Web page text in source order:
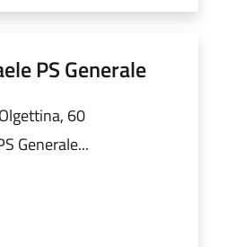
PS Generale
60
Generale...